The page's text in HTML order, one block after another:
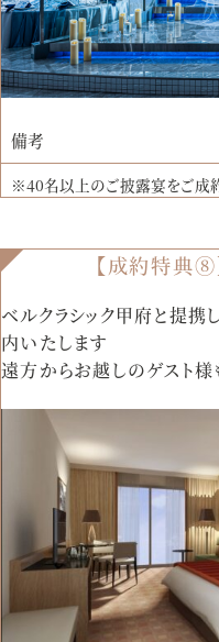
備考
※40名以上のご披露宴をご成
【成約特典⑧
ベルクラシック甲府と提
内いたします
遠方からお越しのゲスト